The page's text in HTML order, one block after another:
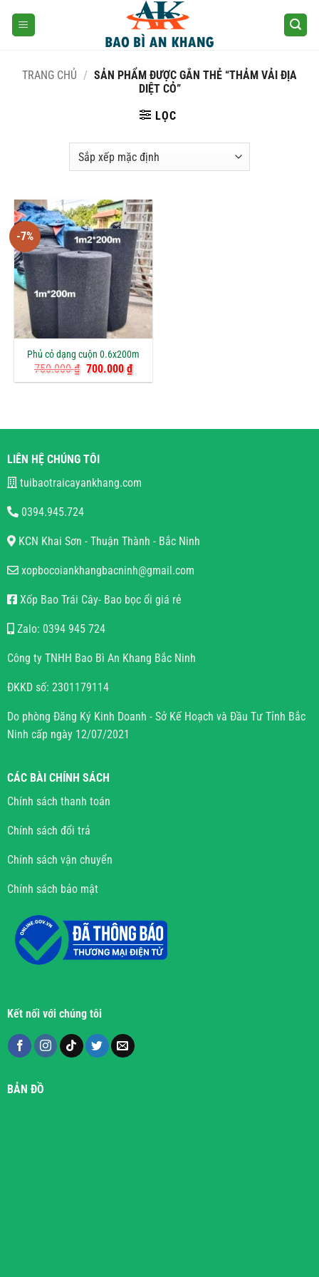
TRANG CHỦ / SẢN PHẨM ĐƯỢC GẮN THẺ “THẢM VẢI ĐỊA
DIỆT CỎ”
LỌC
-7%
Phủ cỏ dạng cuộn 0.6x200m
750.000₫ Giá
gốc
700.000₫Giá
hiện
LIÊN HỆ CHÚNG TÔI
tuibaotraicayankhang.com
0394.945.724
KCN Khai Sơn - Thuận Thành - Bắc Ninh
xopbocoiankhangbacninh@gmail.com
Xốp Bao Trái Cây- Bao bọc ổi giá rẻ
Zalo: 0394 945 724
Công ty TNHH Bao Bì An Khang Bắc Ninh
ĐKKD số: 2301179114
Do phòng Đăng Ký Kinh Doanh - Sở Kế Hoạch và Đầu Tư Tỉnh Bắc
Ninh cấp ngày 12/07/2021
CÁC BÀI CHÍNH SÁCH
Chính sách thanh toán
Chính sách đổi trả
Chính sách vận chuyển
Chính sách bảo mật
Kết nối với chúng tôi
BẢN ĐỒ